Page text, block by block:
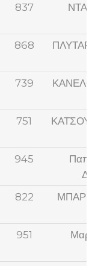
837
868
739
751
945
822
951